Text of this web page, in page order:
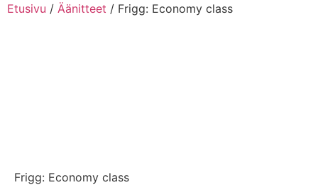
Etusivu / Äänitteet / Frigg: Economy class
Frigg: Economy class